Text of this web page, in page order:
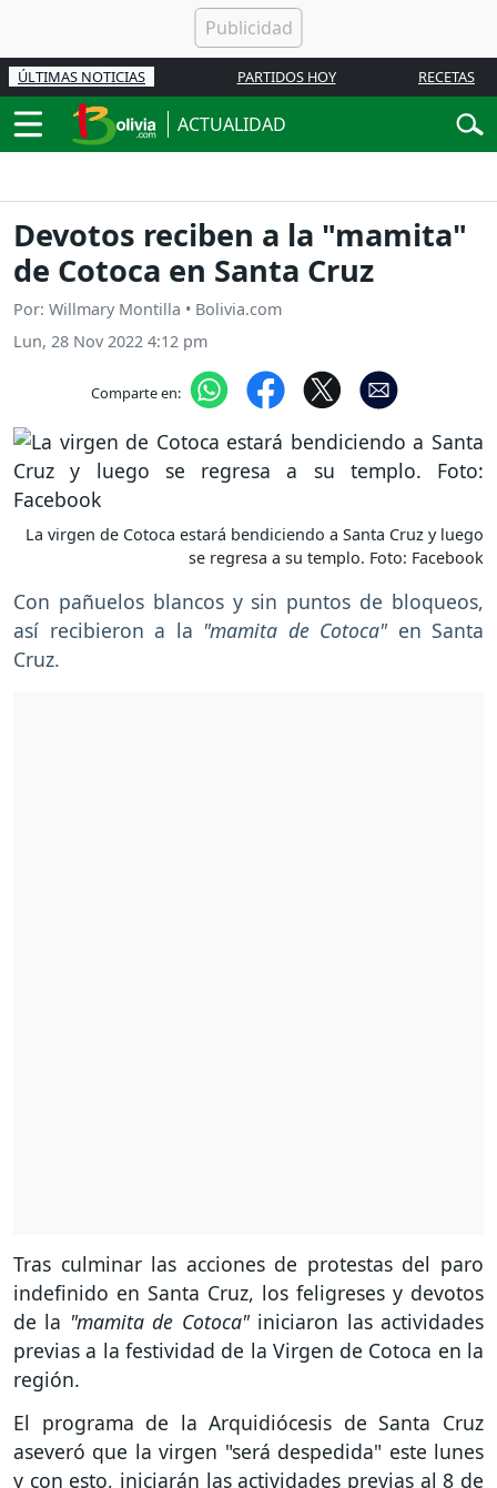
ÚLTIMAS NOTICIAS PARTIDOS HOY RECETAS
ACTUALIDAD
Devotos reciben a la "mamita"
de Cotoca en Santa Cruz
Por: Willmary Montilla • Bolivia.com
Lun, 28 Nov 2022 4:12 pm
Comparte en:
La virgen de Cotoca estará bendiciendo a Santa Cruz y luego
se regresa a su templo. Foto: Facebook
Con pañuelos blancos y sin puntos de bloqueos,
así recibieron a la "mamita de Cotoca" en Santa
Cruz.
Tras culminar las acciones de protestas del paro
indefinido en Santa Cruz, los feligreses y devotos
de la "mamita de Cotoca"iniciaron las actividades
previas a la festividad de la Virgen de Cotoca en la
región.
El programa de la Arquidiócesis de Santa Cruz
aseveró que la virgen "será despedida" este lunes
y con esto, iniciarán las actividades previas al 8 de